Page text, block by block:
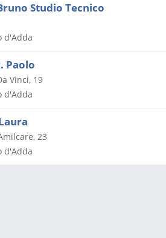
Studio Tecnico
d'Adda
Paolo
Vinci, 19
d'Adda
23
d'Adda